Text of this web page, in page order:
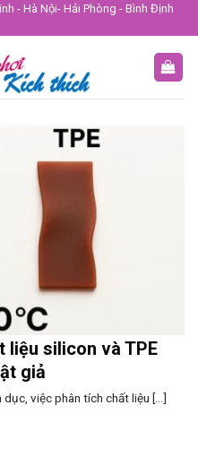
- Hà Nội- Hải Phòng - Bình Định
liệu silicon và TPE
giả
việc phân tích chất liệu [...]